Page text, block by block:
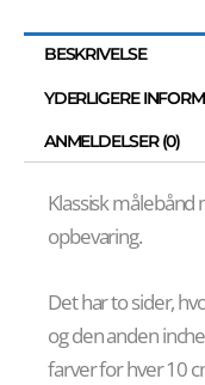
BESKRIVELSE
YDERLIGERE
ANMELDELSER (0)
Klassisk
opbevaring.
Det har to sider,
og den anden
farver for hver 10